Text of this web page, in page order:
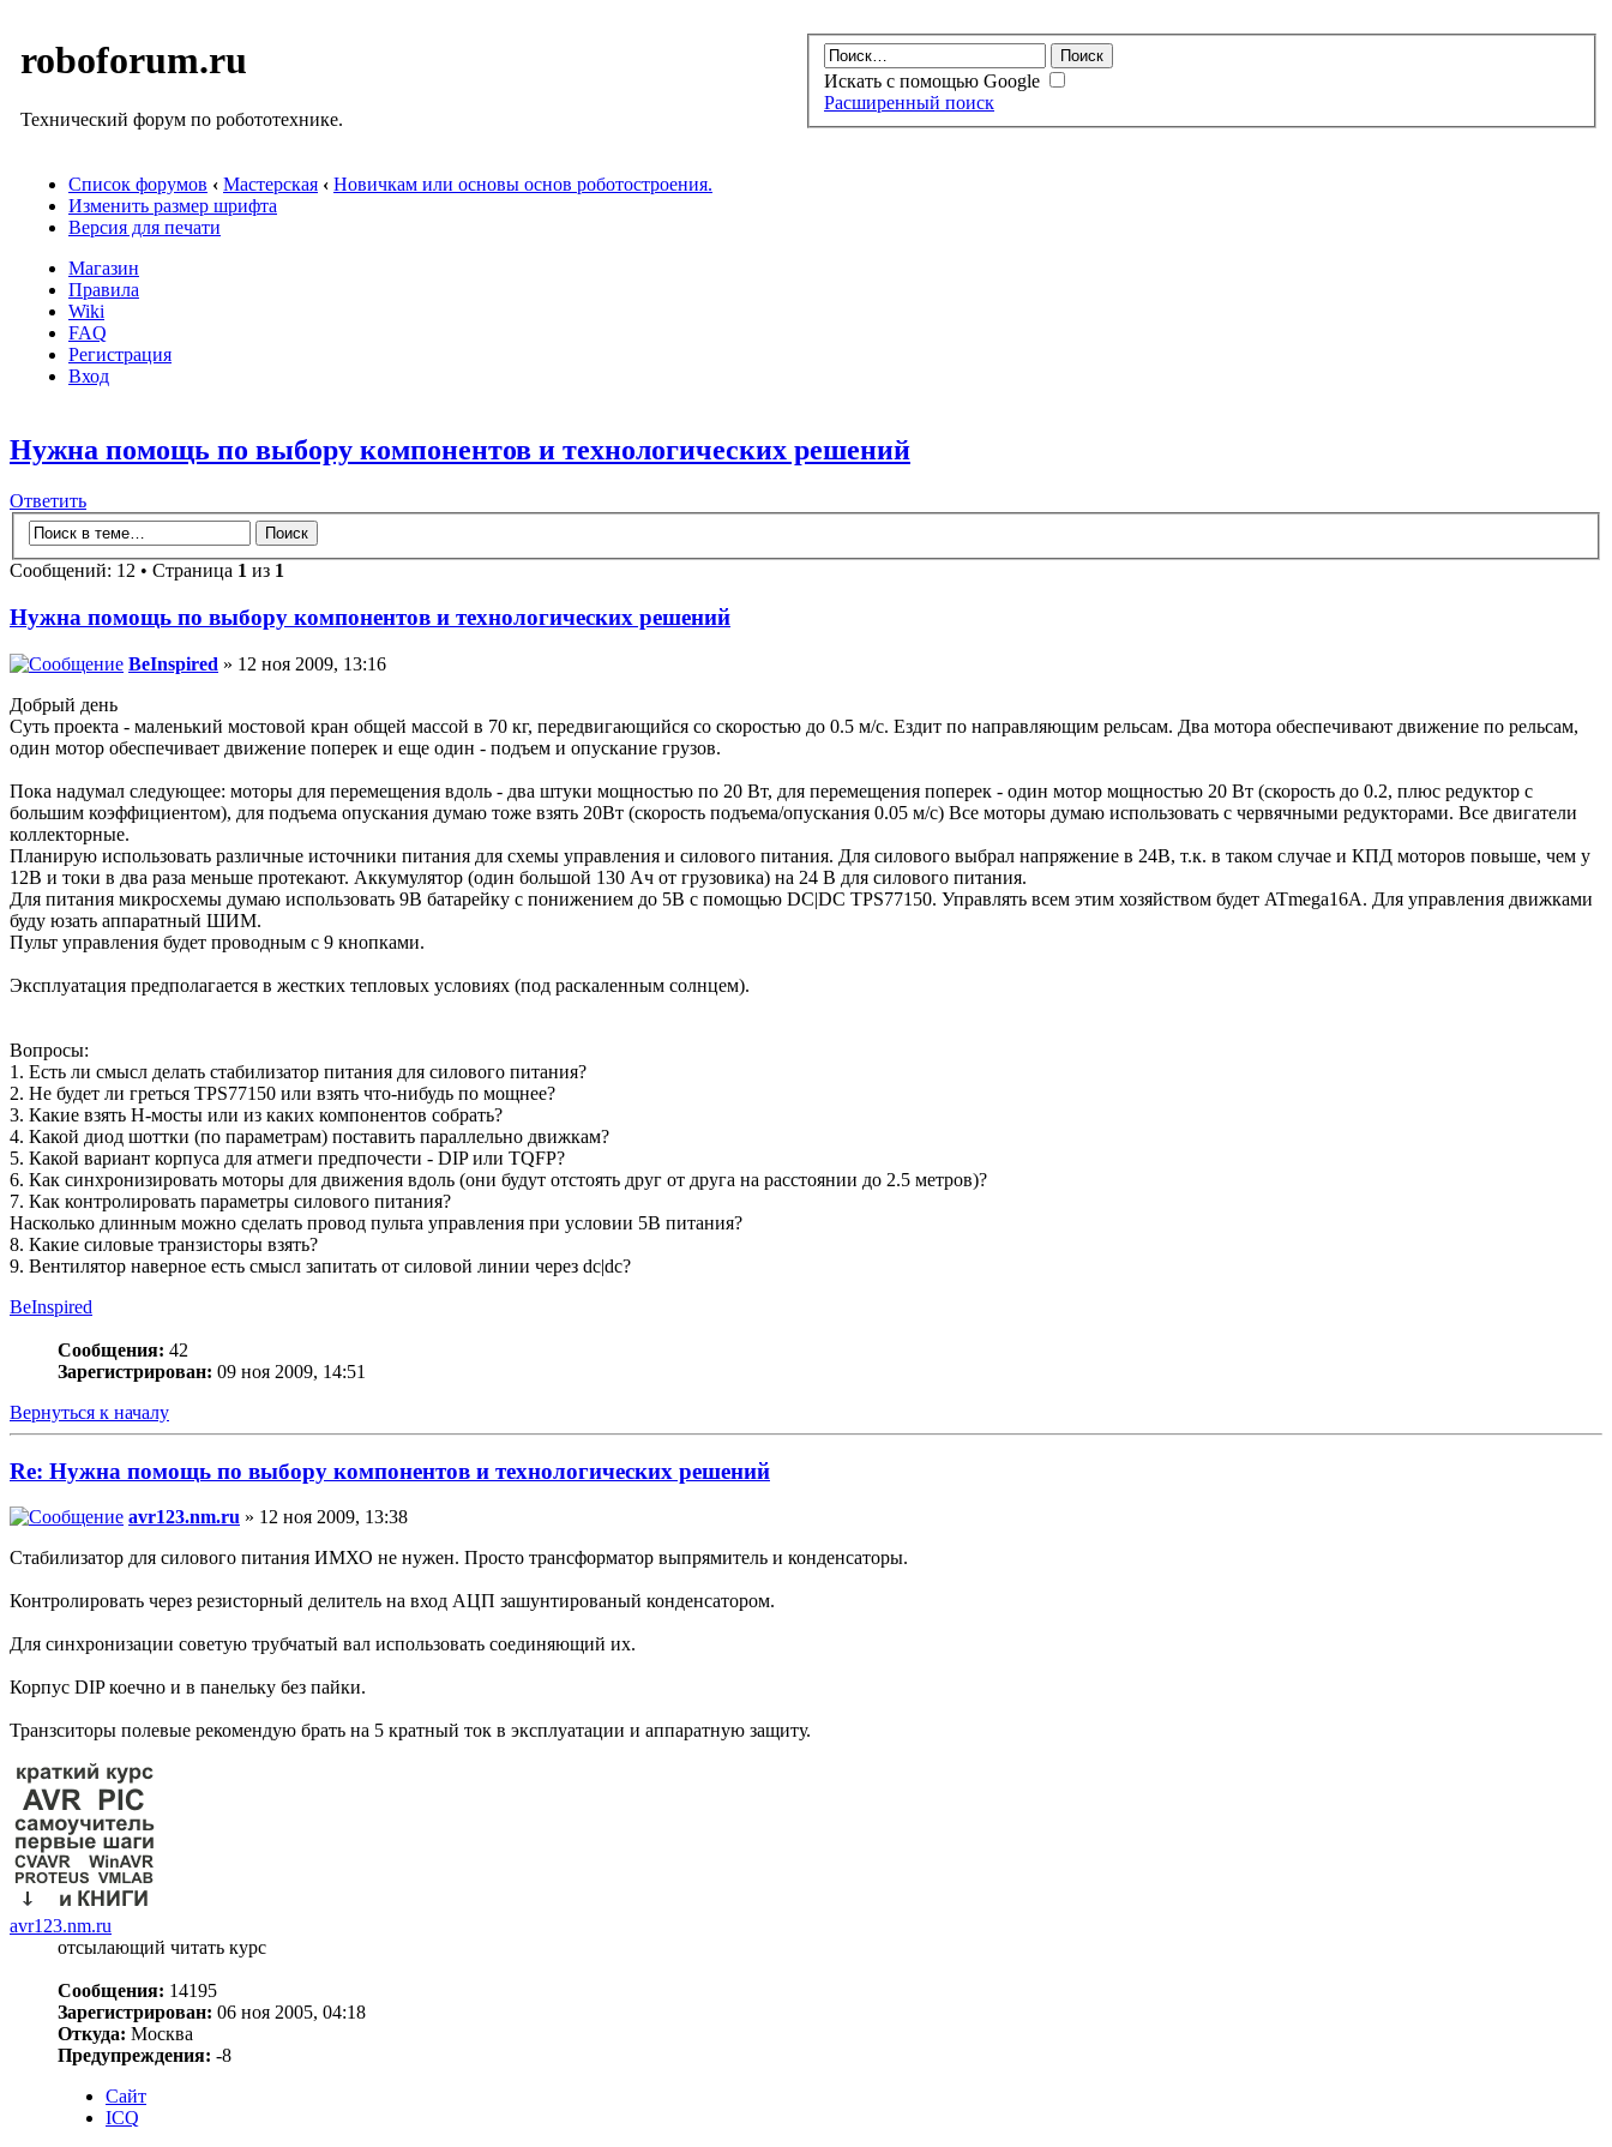
roboforum.ru
Технический форум по робототехнике.
Искать с помощью Google
Расширенный поиск
Список форумов ‹ Мастерская ‹ Новичкам или основы основ роботостроения.
Изменить размер шрифта
Версия для печати
Магазин
Правила
Wiki
FAQ
Регистрация
Вход
Нужна помощь по выбору компонентов и технологических решений
Ответить
Сообщений: 12 • Страница 1 из 1
Нужна помощь по выбору компонентов и технологических решений
BeInspired » 12 ноя 2009, 13:16
Добрый день
Суть проекта - маленький мостовой кран общей массой в 70 кг, передвигающийся со скоростью до 0.5 м/с. Ездит по направляющим рельсам. Два мотора обеспечивают движение по рельсам,
один мотор обеспечивает движение поперек и еще один - подъем и опускание грузов.
Пока надумал следующее: моторы для перемещения вдоль - два штуки мощностью по 20 Вт, для перемещения поперек - один мотор мощностью 20 Вт (скорость до 0.2, плюс редуктор с
большим коэффициентом), для подъема опускания думаю тоже взять 20Вт (скорость подъема/опускания 0.05 м/с) Все моторы думаю использовать с червячными редукторами. Все двигатели
коллекторные.
Планирую использовать различные источники питания для схемы управления и силового питания. Для силового выбрал напряжение в 24В, т.к. в таком случае и КПД моторов повыше, чем у
12В и токи в два раза меньше протекают. Аккумулятор (один большой 130 Ач от грузовика) на 24 В для силового питания.
Для питания микросхемы думаю использовать 9В батарейку с понижением до 5В с помощью DC|DC TPS77150. Управлять всем этим хозяйством будет ATmega16A. Для управления движками
буду юзать аппаратный ШИМ.
Пульт управления будет проводным с 9 кнопками.
Эксплуатация предполагается в жестких тепловых условиях (под раскаленным солнцем).
Вопросы:
1. Есть ли смысл делать стабилизатор питания для силового питания?
2. Не будет ли греться TPS77150 или взять что-нибудь по мощнее?
3. Какие взять H-мосты или из каких компонентов собрать?
4. Какой диод шоттки (по параметрам) поставить параллельно движкам?
5. Какой вариант корпуса для атмеги предпочести - DIP или TQFP?
6. Как синхронизировать моторы для движения вдоль (они будут отстоять друг от друга на расстоянии до 2.5 метров)?
7. Как контролировать параметры силового питания?
Насколько длинным можно сделать провод пульта управления при условии 5В питания?
8. Какие силовые транзисторы взять?
9. Вентилятор наверное есть смысл запитать от силовой линии через dc|dc?
BeInspired
Сообщения: 42
Зарегистрирован: 09 ноя 2009, 14:51
Вернуться к началу
Re: Нужна помощь по выбору компонентов и технологических решений
avr123.nm.ru » 12 ноя 2009, 13:38
Стабилизатор для силового питания ИМХО не нужен. Просто трансформатор выпрямитель и конденсаторы.
Контролировать через резисторный делитель на вход АЦП зашунтированый конденсатором.
Для синхронизации советую трубчатый вал использовать соединяющий их.
Корпус DIP коечно и в панельку без пайки.
Транзситоры полевые рекомендую брать на 5 кратный ток в эксплуатации и аппаратную защиту.
avr123.nm.ru
отсылающий читать курс
Сообщения: 14195
Зарегистрирован: 06 ноя 2005, 04:18
Откуда: Москва
Предупреждения: -8
Сайт
ICQ